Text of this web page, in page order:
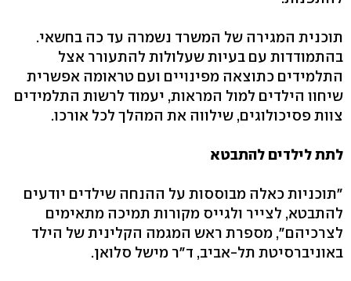
תוכנית המגירה של המשרד נשמרה עד כה בחשאי.
בהתמודדות עם בעיות שעלולות להתעורר אצל
התלמידים כתוצאה מפינויים ועם טראומה אפשרית
שיחוו הילדים למול המראות, יעמוד לרשות התלמידים
צוות פסיכולוגים, שילווה את המהלך לכל אורכו.
לתת לילדים להתבטא
"תוכניות כאלה מבוססות על ההנחה שילדים יודעים
להתבטא, לצייר ולגייס מקורות תמיכה מתאימים
לצרכיהם", מספרת ראש המגמה הקלינית של הילד
באוניברסיטת תל-אביב, ד"ר מישל סלואן.